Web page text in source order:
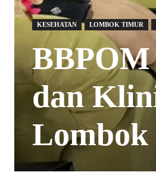
KESEHATAN LOMBOK TIMUR
dan